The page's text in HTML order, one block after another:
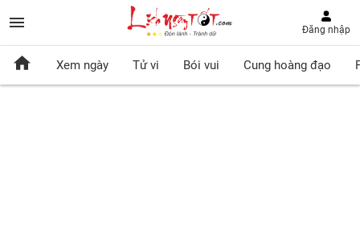
Đăng nhập
Xem ngày Tử vi Bói vui Cung hoàng đạo